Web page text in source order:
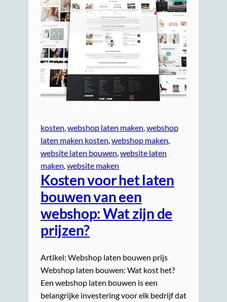
kosten webshop laten maken webshop
laten maken kosten webshop maken
website laten bouwen website laten
maken website maken
Kosten voor het laten
bouwen van een
webshop: Wat zijn de
prijzen?
Artikel: Webshop laten bouwen prijs
Webshop laten bouwen: Wat kost het?
Een webshop laten bouwen is een
belangrijke investering voor elk bedrijf dat